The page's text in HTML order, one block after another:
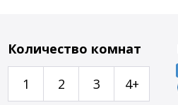
Количество комнат
1 2 3 4+